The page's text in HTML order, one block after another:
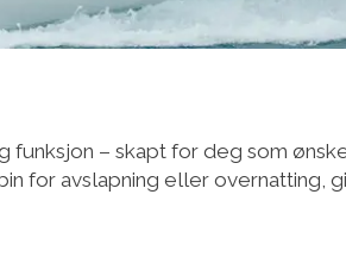
– skapt for deg som
for avslapning eller overnatting,